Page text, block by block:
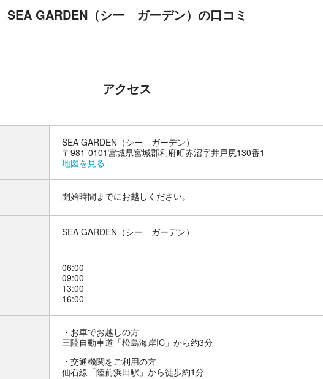
SEA GARDEN（シー ガーデン）の口コミ
アクセス
SEA GARDEN（シー ガーデン）
〒981-0101宮城県宮城郡利府町赤沼字井戸尻130番1
地図を見る
開始時間までにお越しください。
SEA GARDEN（シー ガーデン）
06:00
09:00
13:00
16:00
お車でお越しの方
三陸自動車道「松島海岸IC」から約3分
交通機関をご利用の方
仙石線「陸前浜田駅」から徒歩約1分